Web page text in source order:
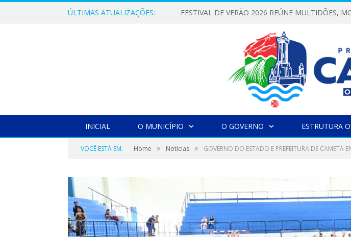
ÚLTIMAS ATUALIZAÇÕES:
INICIAL O MUNICÍPIO O GOVERNO ESTRUTURA
VOCÊ ESTÁ EM: Home » Notícias » GOVERNO DO ESTADO E PREFEITURA DE CAMETÁ